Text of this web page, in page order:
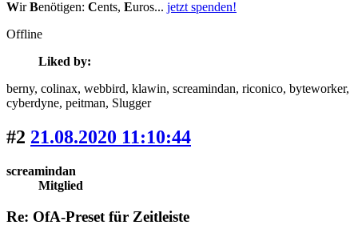
WirBenötigen: Cents, Euros... jetzt spenden!
Offline
Liked by:
berny, colinax, webbird, klawin, screamindan, riconico, byteworker,
cyberdyne, peitman, Slugger
#2 21.08.2020 11:10:44
screamindan
Mitglied
Re: OfA-Preset für Zeitleiste